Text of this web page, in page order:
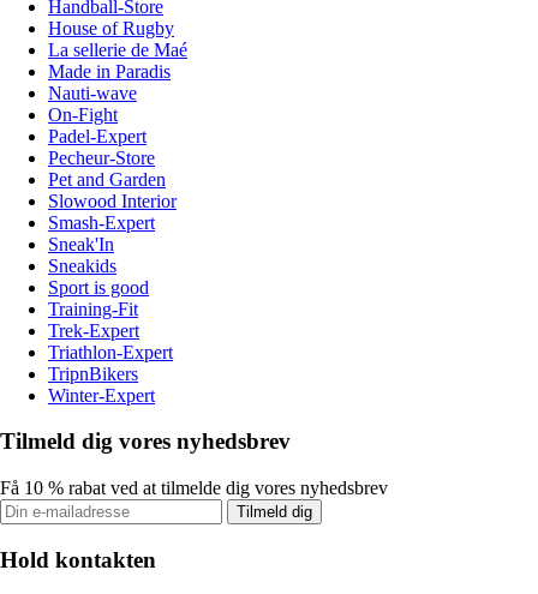
Handball-Store
House of Rugby
La sellerie de Maé
Made in Paradis
Nauti-wave
On-Fight
Padel-Expert
Pecheur-Store
Pet and Garden
Slowood Interior
Smash-Expert
Sneak'In
Sneakids
Sport is good
Training-Fit
Trek-Expert
Triathlon-Expert
TripnBikers
Winter-Expert
Tilmeld dig vores nyhedsbrev
Få 10 % rabat ved at tilmelde dig vores nyhedsbrev
Tilmeld dig
Hold kontakten